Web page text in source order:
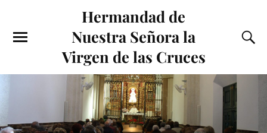
Hermandad de
Nuestra Señora la
Virgen de las Cruces